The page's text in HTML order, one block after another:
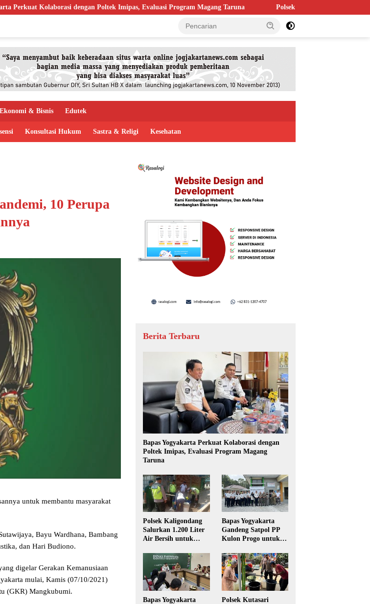
Poltek Imipas, Evaluasi Program Magang Taruna Polsek Kaligondang Salurkan 1.200 Liter Air Bersih
Ekonomi & Bisnis Edutek
Konsultasi Hukum Sastra & Religi Kesehatan
10 Perupa
untuk membantu masyarakat
Bayu Wardhana, Bambang
dan Hari Budiono.
digelar Gerakan Kemanusiaan
mulai, Kamis (07/10/2021)
(GKR) Mangkubumi.
Berita Terbaru
Bapas Yogyakarta Perkuat Kolaborasi dengan
Poltek Imipas, Evaluasi Program Magang
Taruna
Polsek Kaligondang
Salurkan 1.200 Liter
Air Bersih untuk
Kekeringan di
Purbalingga
Bapas Yogyakarta
Gandeng Satpol PP
Kulon Progo untuk
Kerja Sosial
Bapas Yogyakarta
Polsek Kutasari